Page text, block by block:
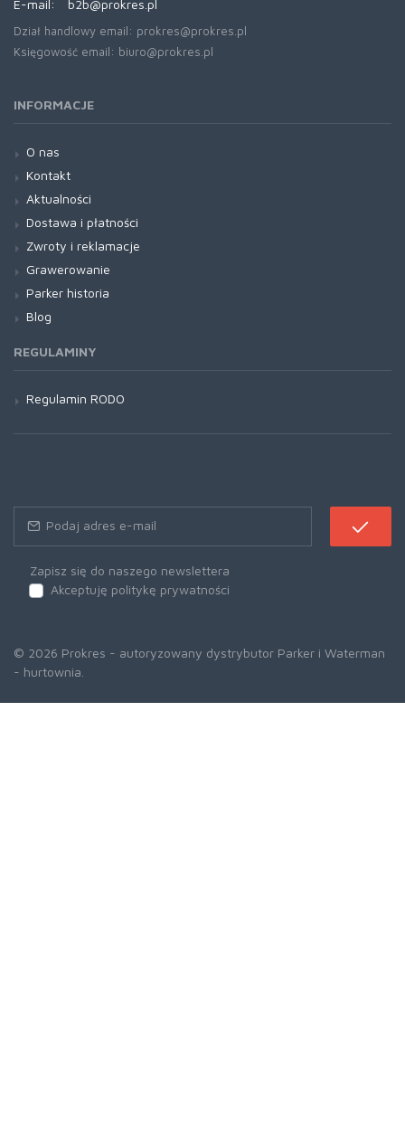
E-mail: b2b@prokres.pl
Dział handlowy email: prokres@prokres.pl
Księgowość email: biuro@prokres.pl
INFORMACJE
O nas
Kontakt
Aktualności
Dostawa i płatności
Zwroty i reklamacje
Grawerowanie
Parker historia
Blog
REGULAMINY
Regulamin RODO
Zapisz się do naszego newslettera
Akceptuję politykę prywatności
© 2026 Prokres - autoryzowany dystrybutor Parker i Waterman
- hurtownia.